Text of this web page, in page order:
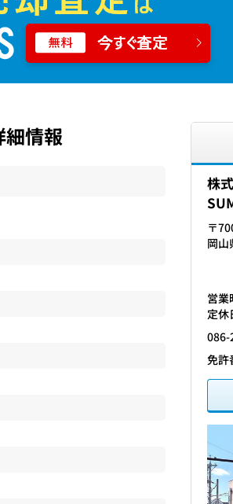
細情報
株
〒
岡山
営業
定休
086-
免許